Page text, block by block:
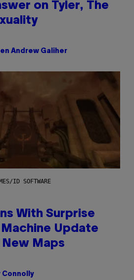
on Tyler, The
Andrew Galiher
ID SOFTWARE
With Surprise
Update
New Maps
Connolly